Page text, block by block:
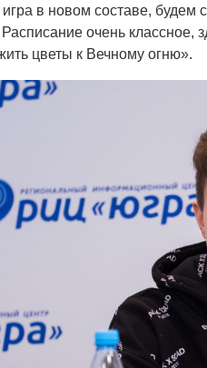
в новом составе, будем
очень классное,
цветы к Вечному огню».